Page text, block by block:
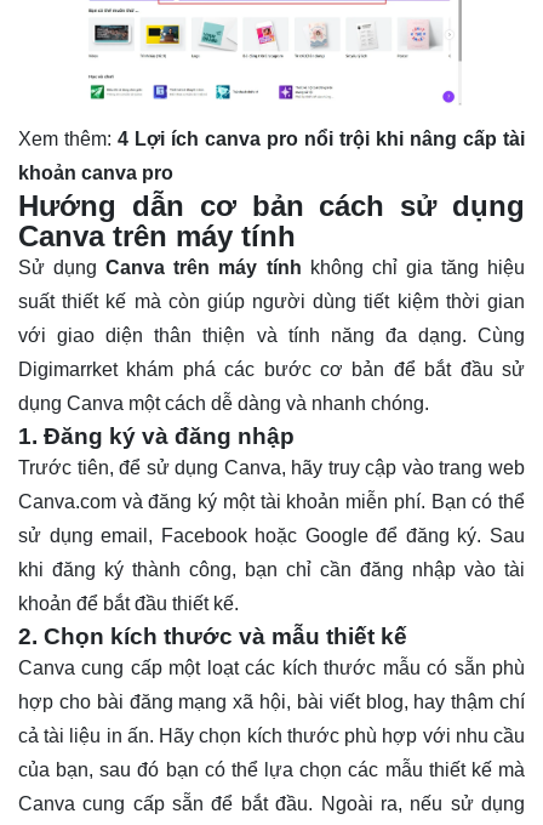
Xem thêm: 4 Lợi ích canva pro nổi trội khi nâng cấp tài
khoản canva pro
Hướng dẫn cơ bản cách sử dụng
Canva trên máy tính
Sử dụngCanva trên máy tính không chỉ gia tăng hiệu
suất thiết kế mà còn giúp người dùng tiết kiệm thời gian
với giao diện thân thiện và tính năng đa dạng. Cùng
Digimarrket khám phá các bước cơ bản để bắt đầu sử
dụng Canva một cách dễ dàng và nhanh chóng.
1. Đăng ký và đăng nhập
Trước tiên, để sử dụng Canva, hãy truy cập vào trang web
Canva.com và đăng ký một tài khoản miễn phí. Bạn có thể
sử dụng email, Facebook hoặc Google để đăng ký. Sau
khi đăng ký thành công, bạn chỉ cần đăng nhập vào tài
khoản để bắt đầu thiết kế.
2. Chọn kích thước và mẫu thiết kế
Canva cung cấp một loạt các kích thước mẫu có sẵn phù
hợp cho bài đăng mạng xã hội, bài viết blog, hay thậm chí
cả tài liệu in ấn. Hãy chọn kích thước phù hợp với nhu cầu
của bạn, sau đó bạn có thể lựa chọn các mẫu thiết kế mà
Canva cung cấp sẵn để bắt đầu. Ngoài ra, nếu sử dụng